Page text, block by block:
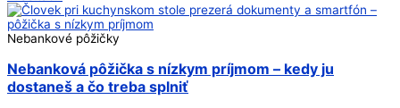
Nebankové pôžičky
Nebanková pôžička s nízkym príjmom – kedy ju
dostaneš a čo treba splniť